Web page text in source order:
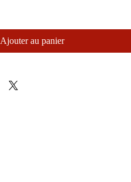
Ajouter au panier